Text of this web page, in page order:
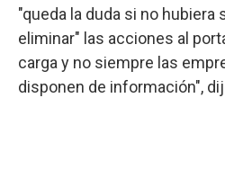
"queda la duda si no hubiera
eliminar" las acciones al
carga y no siempre las
disponen de información",